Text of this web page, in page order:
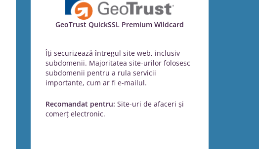
GeoTrust QuickSSL Premium Wildcard
Îți securizează întregul site web, inclusiv
subdomenii. Majoritatea site-urilor folosesc
subdomenii pentru a rula servicii
importante, cum ar fi e-mailul.
Recomandat pentru: Site-uri de afaceri și
comerț electronic.